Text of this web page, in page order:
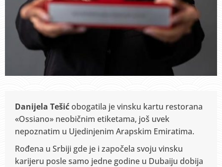
Danijela Tešićobogatila je vinsku kartu restorana
«Ossiano» neobičnim etiketama, još uvek
nepoznatim u Ujedinjenim Arapskim Emiratima.
Rođena u Srbiji gde je i započela svoju vinsku
karijeru posle samo jedne godine u Dubaiju dobija